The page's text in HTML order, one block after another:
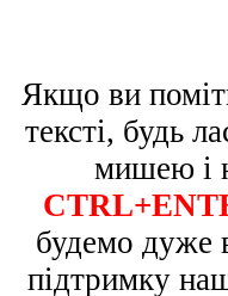
Якщо ви
тексті, будь
мишею і
будемо дуже
підтримку